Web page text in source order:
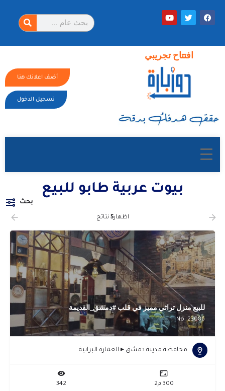
أضف اعلانك هنا
تسجيل الدخول
افتتاح تجريبي
بيوت عربية طابو للبيع
بحث
اظهار5 نتائج
للبيع منزل تراثي مميز في قلب #دمشق_القديمة
No: 23086
محافظة مدينة دمشق ▸ العمارة البرانية
300 م2 342